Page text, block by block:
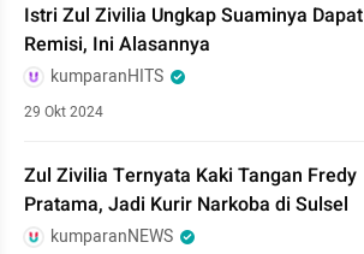
Istri Zul Zivilia Ungkap Suaminya Dapat
Remisi, Ini Alasannya
kumparanHITS
29 Okt 2024
Zul Zivilia Ternyata Kaki Tangan Fredy
Pratama, Jadi Kurir Narkoba di Sulsel
kumparanNEWS